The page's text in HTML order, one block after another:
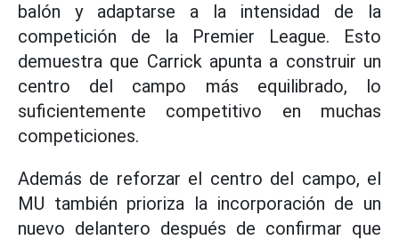
balón y adaptarse a la intensidad de la
competición de la Premier League. Esto
demuestra que Carrick apunta a construir un
centro del campo más equilibrado, lo
suficientemente competitivo en muchas
competiciones.
Además de reforzar el centro del campo, el
MU también prioriza la incorporación de un
nuevo delantero después de confirmar que